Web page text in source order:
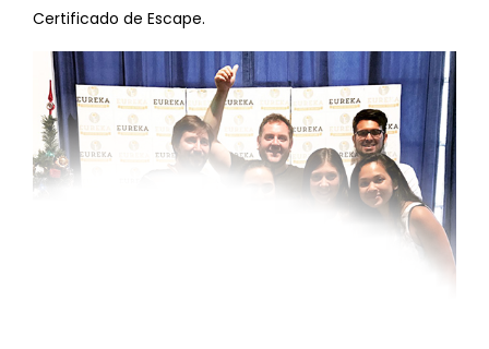
Certificado de Escape.